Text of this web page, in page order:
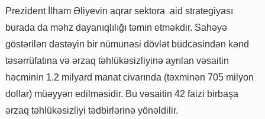
Prezident İlham Əliyevin aqrar sektora aid strategiyası
burada da məhz dayanıqlılığı təmin etməkdir. Sahəyə
göstərilən dəstəyin bir nümunəsi dövlət büdcəsindən kənd
təsərrüfatına və ərzaq təhlükəsizliyinə ayrılan vəsaitin
həcminin 1.2 milyard manat civarında (təxminən 705 milyon
dollar) müəyyən edilməsidir. Bu vəsaitin 42 faizi birbaşa
ərzaq təhlükəsizliyi tədbirlərinə yönəldilir.